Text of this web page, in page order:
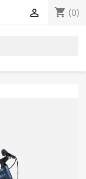
shopping_cart (0)
